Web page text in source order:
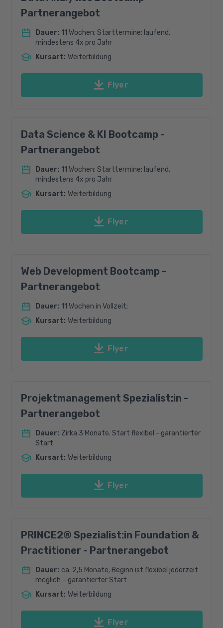
Partnerangebot
Dauer: 11 Wochen; Starttermine: laufend,
mindestens 4x pro Jahr
Kursart: Weiterbildung
Flyer
Data Science & KI Bootcamp -
Partnerangebot
Dauer: 11 Wochen; Starttermine: laufend,
mindestens 4x pro Jahr
Kursart: Weiterbildung
Flyer
Web Development Bootcamp -
Partnerangebot
Dauer: 11 Wochen in Vollzeit;
Kursart: Weiterbildung
Flyer
Projektmanagement Spezialist:in -
Partnerangebot
Dauer: Zirka 3 Monate. Start flexibel - garantierter
Start
Kursart: Weiterbildung
Flyer
PRINCE2® Spezialist:in Foundation &
Practitioner - Partnerangebot
Dauer: ca. 2,5 Monate; Beginn ist flexibel jederzeit
möglich – garantierter Start
Kursart: Weiterbildung
Flyer